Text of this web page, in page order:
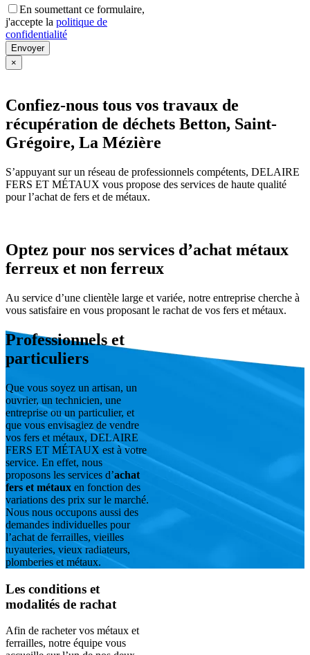
En soumettant ce formulaire,
j'accepte la politique de
confidentialité
×
Confiez-nous tous vos travaux de
récupération de déchets Betton, Saint-
Grégoire, La Mézière
S’appuyant sur un réseau de professionnels compétents, DELAIRE
FERS ET MÉTAUX vous propose des services de haute qualité
pour l’achat de fers et de métaux.
Optez pour nos services d’achat métaux
ferreux et non ferreux
Au service d’une clientèle large et variée, notre entreprise cherche à
vous satisfaire en vous proposant le rachat de vos fers et métaux.
Professionnels et
particuliers
Que vous soyez un artisan, un
ouvrier, un technicien, une
entreprise ou un particulier, et
que vous envisagiez de vendre
vos fers et métaux, DELAIRE
FERS ET MÉTAUX est à votre
service. En effet, nous
proposons les services d’achat
fers et métaux en fonction des
variations des prix sur le marché.
Nous nous occupons aussi des
demandes individuelles pour
l’achat de ferrailles, vieilles
tuyauteries, vieux radiateurs,
plomberies et métaux.
Les conditions et
modalités de rachat
Afin de racheter vos métaux et
ferrailles, notre équipe vous